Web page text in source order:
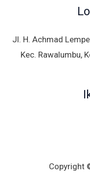
Jl. H. Achmad
Kec. Rawalumbu,
Copyright